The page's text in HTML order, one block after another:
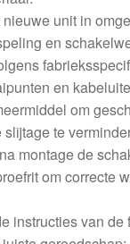
unit in
en
en
om
te
montage de
om correcte
instructies van de